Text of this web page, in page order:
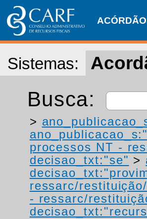
Sistemas:
Busca:
>
processos NT -
decisao_txt:"se" >
ressarc/
- ressarc/